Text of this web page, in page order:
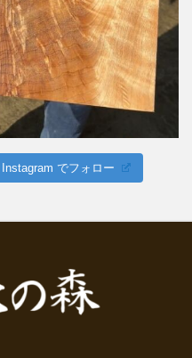
Instagram でフォロー